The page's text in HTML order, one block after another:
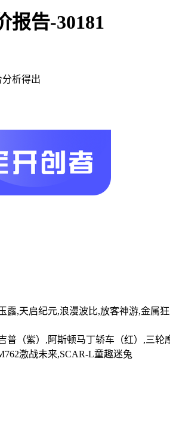
析得出
露,天启纪元,浪漫波比,放客神游,金
普（紫）,阿斯顿马丁轿车（红）,三轮
激战未来,SCAR-L童趣迷兔